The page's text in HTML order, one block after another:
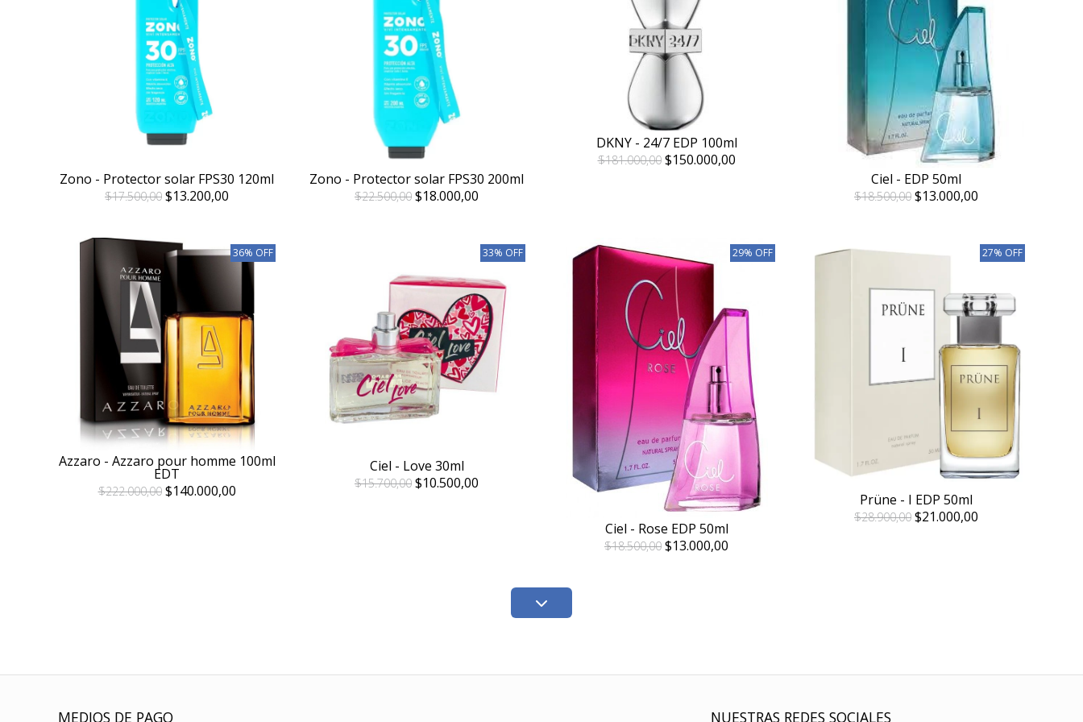
Zono - Protector solar FPS30 120ml
$17.500,00 $13.200,00
Zono - Protector solar FPS30 200ml
$22.500,00 $18.000,00
DKNY - 24/7 EDP 100ml
$181.000,00$150.000,00
Ciel - EDP 50ml
$18.500,00 $13.000,00
36% OFF
Azzaro - Azzaro pour homme 100ml
EDT
$222.000,00$140.000,00
33% OFF
Ciel - Love 30ml
$15.700,00 $10.500,00
29% OFF
Ciel - Rose EDP 50ml
$18.500,00 $13.000,00
27% OFF
Prüne - I EDP 50ml
$28.900,00 $21.000,00
MEDIOS DE PAGO NUESTRAS REDES SOCIALES